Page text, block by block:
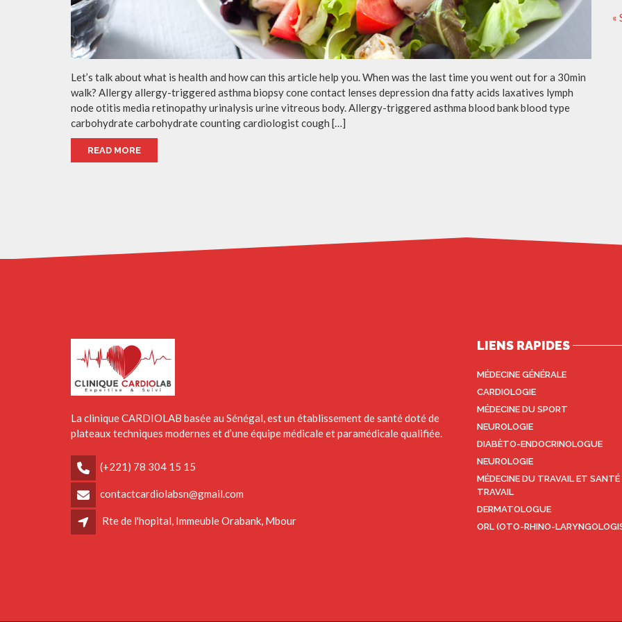
Let’s talk about what is health and how can this article help you. When was the last time you went out for a 30min
walk? Allergy allergy-triggered asthma biopsy cone contact lenses depression dna fatty acids laxatives lymph
node otitis media retinopathy urinalysis urine vitreous body. Allergy-triggered asthma blood bank blood type
carbohydrate carbohydrate counting cardiologist cough […]
READ MORE
«
La clinique CARDIOLAB basée au Sénégal, est un établissement de santé doté de
plateaux techniques modernes et d’une équipe médicale et paramédicale qualifiée.
(+221) 78 304 15 15
contactcardiolabsn@gmail.com
Rte de l'hopital, Immeuble Orabank, Mbour
LIENS RAPIDES
MÉDECINE GÉNÉRALE
CARDIOLOGIE
MÉDECINE DU SPORT
NEUROLOGIE
DIABÈTO-ENDOCRINOLOGUE
NEUROLOGIE
MÉDECINE DU TRAVAIL ET
TRAVAIL
DERMATOLOGUE
ORL (OTO-RHINO-